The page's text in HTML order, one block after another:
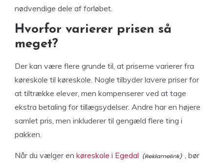
nødvendige dele af forløbet.
Hvorfor varierer prisen så
meget?
Der kan være flere grunde til, at priserne varierer fra
køreskole til køreskole. Nogle tilbyder lavere priser for
at tiltrække elever, men kompenserer ved at tage
ekstra betaling for tillægsydelser. Andre har en højere
samlet pris, men inkluderer til gengæld flere ting i
pakken.
Når du vælger en køreskole i Egedal
, bør